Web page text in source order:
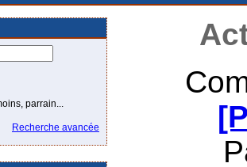
parrain...
Recherche avancée